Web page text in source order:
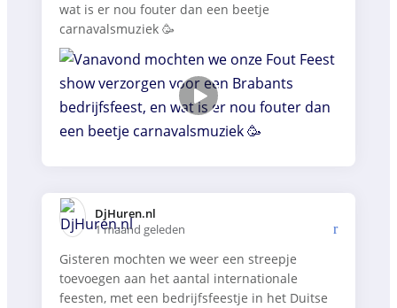
wat is er nou fouter dan een beetje
carnavalsmuziek 🥳
DjHuren.nl️
1 maand geleden
Gisteren mochten we weer een streepje
toevoegen aan het aantal internationale
feesten, met een bedrijfsfeestje in het Duitse